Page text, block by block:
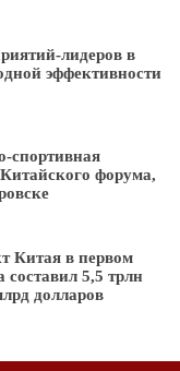
лидеров в
эффективности
спортивная
форума,
Китая в первом
составил 5,5 трлн
долларов